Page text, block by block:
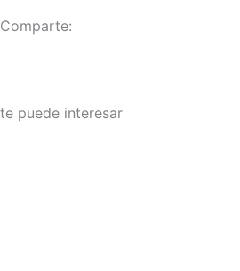
Comparte:
te puede interesar